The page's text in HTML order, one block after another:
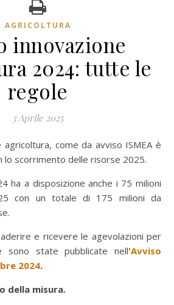
AGRICOLTURA
innovazione
2024: tutte le
regole
3 Aprile 2025
lo scorrimento delle risorse 2025.
ha a disposizione anche i 75 milioni
con un totale di 175 milioni da
e ricevere le agevolazioni per
sono state pubblicate nell'Avviso
2024.
della misura.